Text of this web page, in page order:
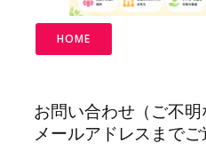
HOME
お問い合わせ（ご不
メールアドレスまでご